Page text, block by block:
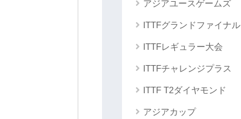
アジアユースゲームズ
ITTFグランドファイナル
ITTFレギュラー大会
ITTFチャレンジプラス
ITTF T2ダイヤモンド
アジアカップ